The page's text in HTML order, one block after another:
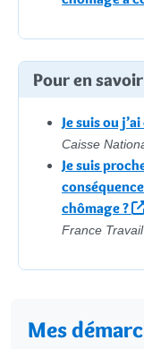
Pour en
Je suis ou
Caisse
Je suis
chômage ?
France Travail
Mes